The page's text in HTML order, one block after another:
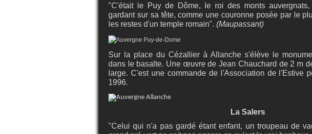
"C'était le Puy de Dôme, le roi des monts
gardant sur sa tête, comme une couronne posée par le
les restes d'un temple romain". (Maupassant)
Sur la place du Cézallier à Allanche s'élève le
dans le basalte. Une œuvre de Jean Chauchard de 2 m
large. C'est une commande de l'Association de l'Estive
1996.
La Salers
"Celui qui n'a pas gardé étant enfant, un troupeau de